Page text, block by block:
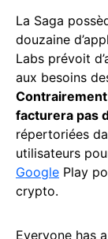
La Saga
douzaine
Labs prévoit
aux besoins
facturera pas
répertoriées
utilisateurs
Google Play
crypto.
Everyone has